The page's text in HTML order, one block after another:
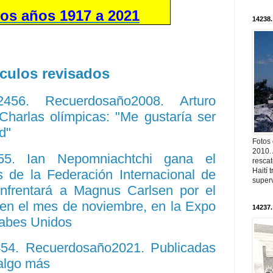
años 1917 a 2021
revisados
Recuerdosaño2008. Arturo
olímpicas: "Me gustaría ser
Ian Nepomniachtchi gana el
de la Federación Internacional de
a Magnus Carlsen por el
el mes de noviembre, en la Expo
Unidos
Recuerdosaño2021. Publicadas
más
2010.
Haití